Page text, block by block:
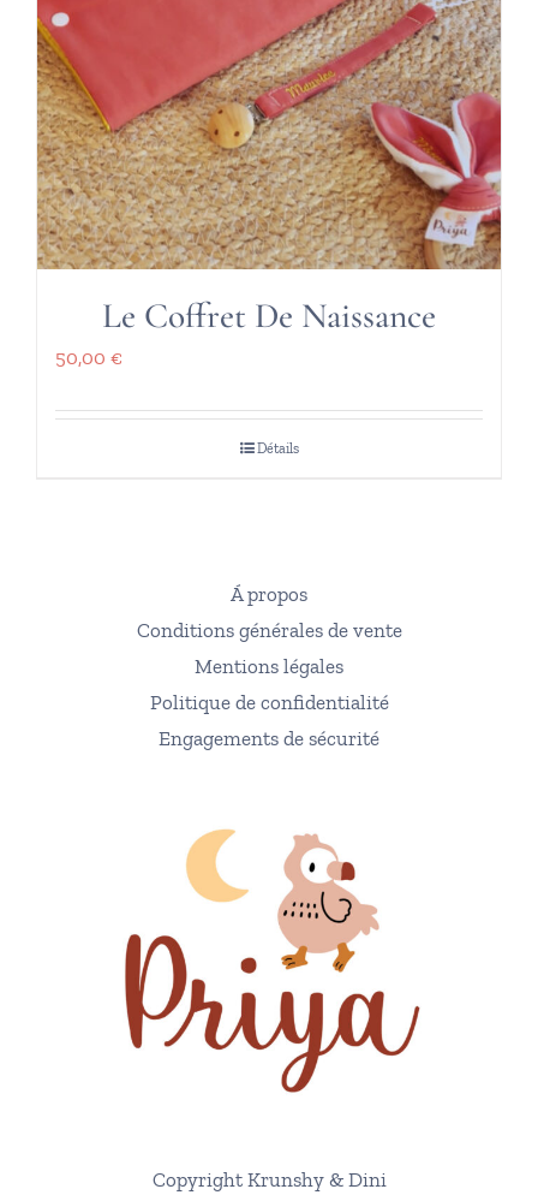
Le Coffret De Naissance
50,00 €
Détails
Á propos
Conditions générales de vente
Mentions légales
Politique de confidentialité
Engagements de sécurité
Copyright Krunshy & Dini